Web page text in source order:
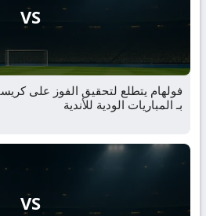
VS
فولهام يتطلع لتحقيق الفوز على
بـ المباريات الودية للأندية
VS